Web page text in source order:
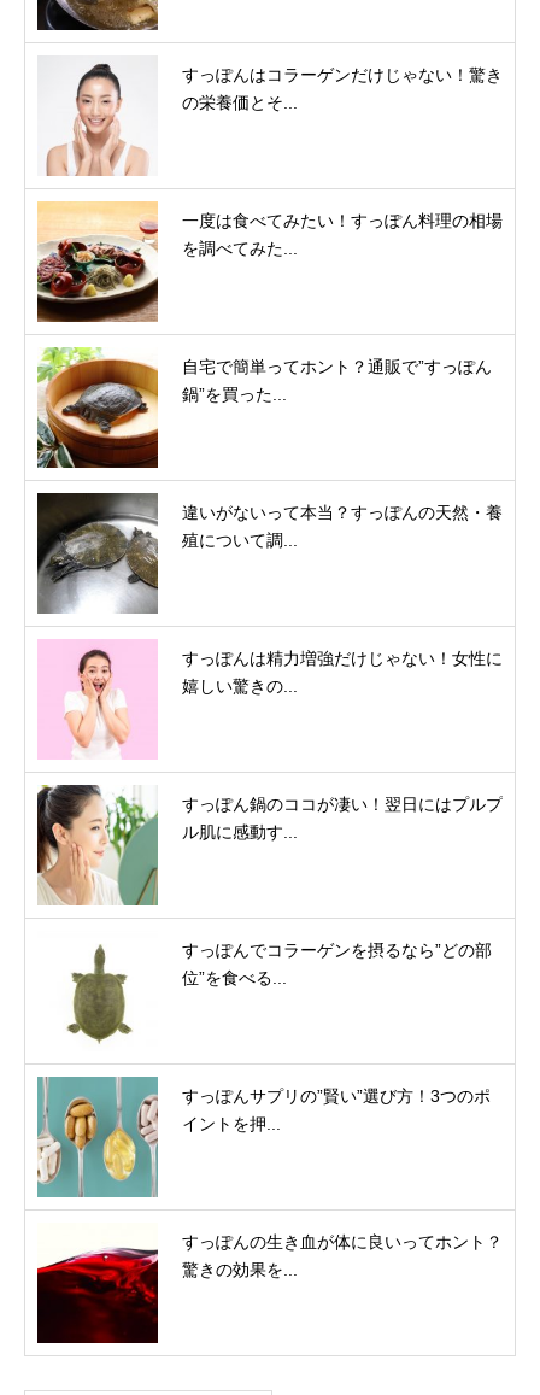
すっぽんはコラーゲンだけじゃない！驚き
の栄養価とそ...
一度は食べてみたい！すっぽん料理の相場
を調べてみた...
自宅で簡単ってホント？通販で”すっぽん
鍋”を買った...
違いがないって本当？すっぽんの天然・養
殖について調...
すっぽんは精力増強だけじゃない！女性に
嬉しい驚きの...
すっぽん鍋のココが凄い！翌日にはプルプ
ル肌に感動す...
すっぽんでコラーゲンを摂るなら”どの部
位”を食べる...
すっぽんサプリの”賢い”選び方！3つのポ
イントを押...
すっぽんの生き血が体に良いってホント？
驚きの効果を...